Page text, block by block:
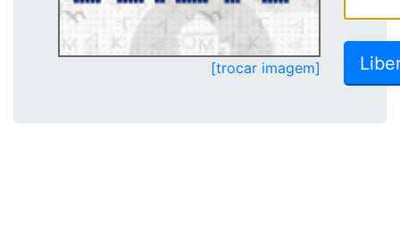
[trocar imagem]